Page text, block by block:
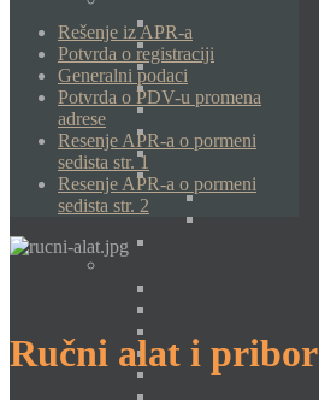
Rešenje iz APR-a
Potvrda o registraciji
Generalni podaci
Potvrda o PDV-u promena
adrese
Resenje APR-a o pormeni
sedista str. 1
Resenje APR-a o pormeni
sedista str. 2
Ručni alat i pribor